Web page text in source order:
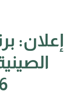
إعلان: